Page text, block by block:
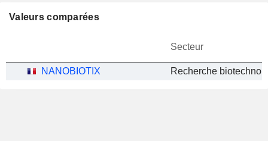
Valeurs comparées
Secteur
NANOBIOTIX